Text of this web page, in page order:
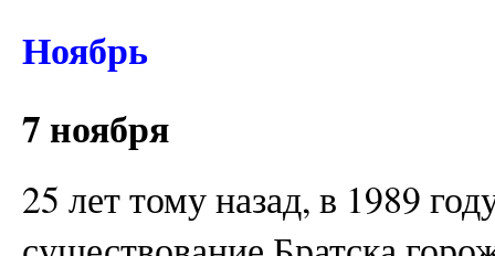
Ноябрь
7 ноября
25 лет тому назад, в 1989